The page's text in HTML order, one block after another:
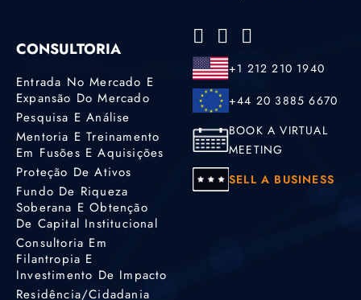
CONSULTORIA
Entrada No Mercado E
Expansão Do Mercado
Pesquisa E Análise
Mentoria E Treinamento
Em Fusões E Aquisições
Proteção De Ativos
Fundo De Riqueza
Soberana E Obtenção
De Capital Institucional
Consultoria Em
Filantropia E
Investimento De Impacto
Residência/cidadania
+1 212 210 1940
+44 20 3885 6670
BOOK A VIRTUAL
MEETING
SELL A BUSINESS